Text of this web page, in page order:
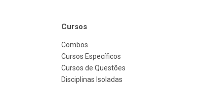
Cursos
Combos
Cursos Específicos
Cursos de Questões
Disciplinas Isoladas